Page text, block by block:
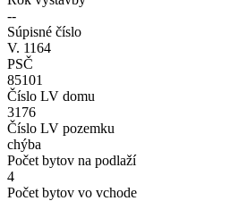
--
Súpisné číslo
V. 1164
PSČ
85101
Číslo LV domu
3176
Číslo LV pozemku
chýba
Počet bytov na podlaží
4
Počet bytov vo vchode